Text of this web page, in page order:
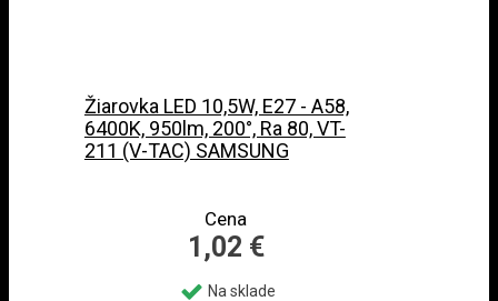
Žiarovka LED 10,5W, E27 - A58,
6400K, 950lm, 200°, Ra 80, VT-
211 (V-TAC) SAMSUNG
Cena
1,02 €
Na sklade